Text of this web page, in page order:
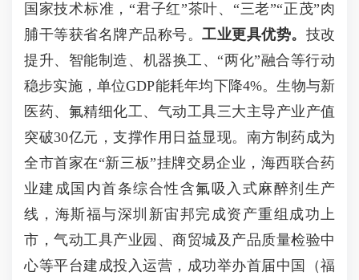
国家技术标准，“君子红”茶叶、“三老”“正茂”肉
脯干等获省名牌产品称号。 工业更具优势。 技改
提升、智能制造、机器换工、“两化”融合等行动
稳步实施，单位GDP能耗年均下降4%。生物与新
医药、氟精细化工、气动工具三大主导产业产值
突破30亿元，支撑作用日益显现。南方制药成为
全市首家在“新三板”挂牌交易企业，海西联合药
业建成国内首条综合性含氟吸入式麻醉剂生产
线，海斯福与深圳新宙邦完成资产重组成功上
市，气动工具产业园、商贸城及产品质量检验中
心等平台建成投入运营，成功举办首届中国（福